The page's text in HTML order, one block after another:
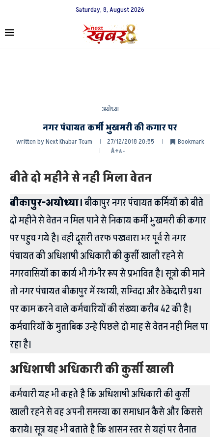
Saturday, 8, August 2026
अयोध्या
नगर पंचायत कर्मी भुखमरी की कगार पर
written byNext Khabar Team 27/12/2018 20:55
Bookmark
A+A-
बीते दो महीने से नही मिला वेतन
बीकापुर-अयोध्या।बीकापुर नगर पंचायत कर्मियों को बीते
दो महीने से वेतन न मिल पाने से निकाय कर्मी भुखमरी की कगार
पर पहुच गये है। वही दूसरी तरफ पखवारा भर पूर्व से नगर
पंचायत की अधिशाषी अधिकारी की कुर्सी खाली रहने से
नगरवासियों का कार्य भी गंभीर रूप से प्रभावित है। सूत्रो की माने
तो नगर पंचायत बीकापुर में स्थायी, सम्विदा और ठेकेदारी प्रथा
पर काम करने वाले कर्मचारियों की संख्या करीब 42 की है।
कर्मचारियों के मुताबिक उन्हे पिछले दो माह से वेतन नही मिल पा
रहा है।
अधिशाषी अधिकारी की कुर्सी खाली
कर्मचारी यह भी कहते है कि अधिशाषी अधिकारी की कुर्सी
खाली रहने से वह अपनी समस्या का समाधान कैसे और किससे
कराये। सूत्र यह भी बताते है कि शासन स्तर से यहां पर तैनात